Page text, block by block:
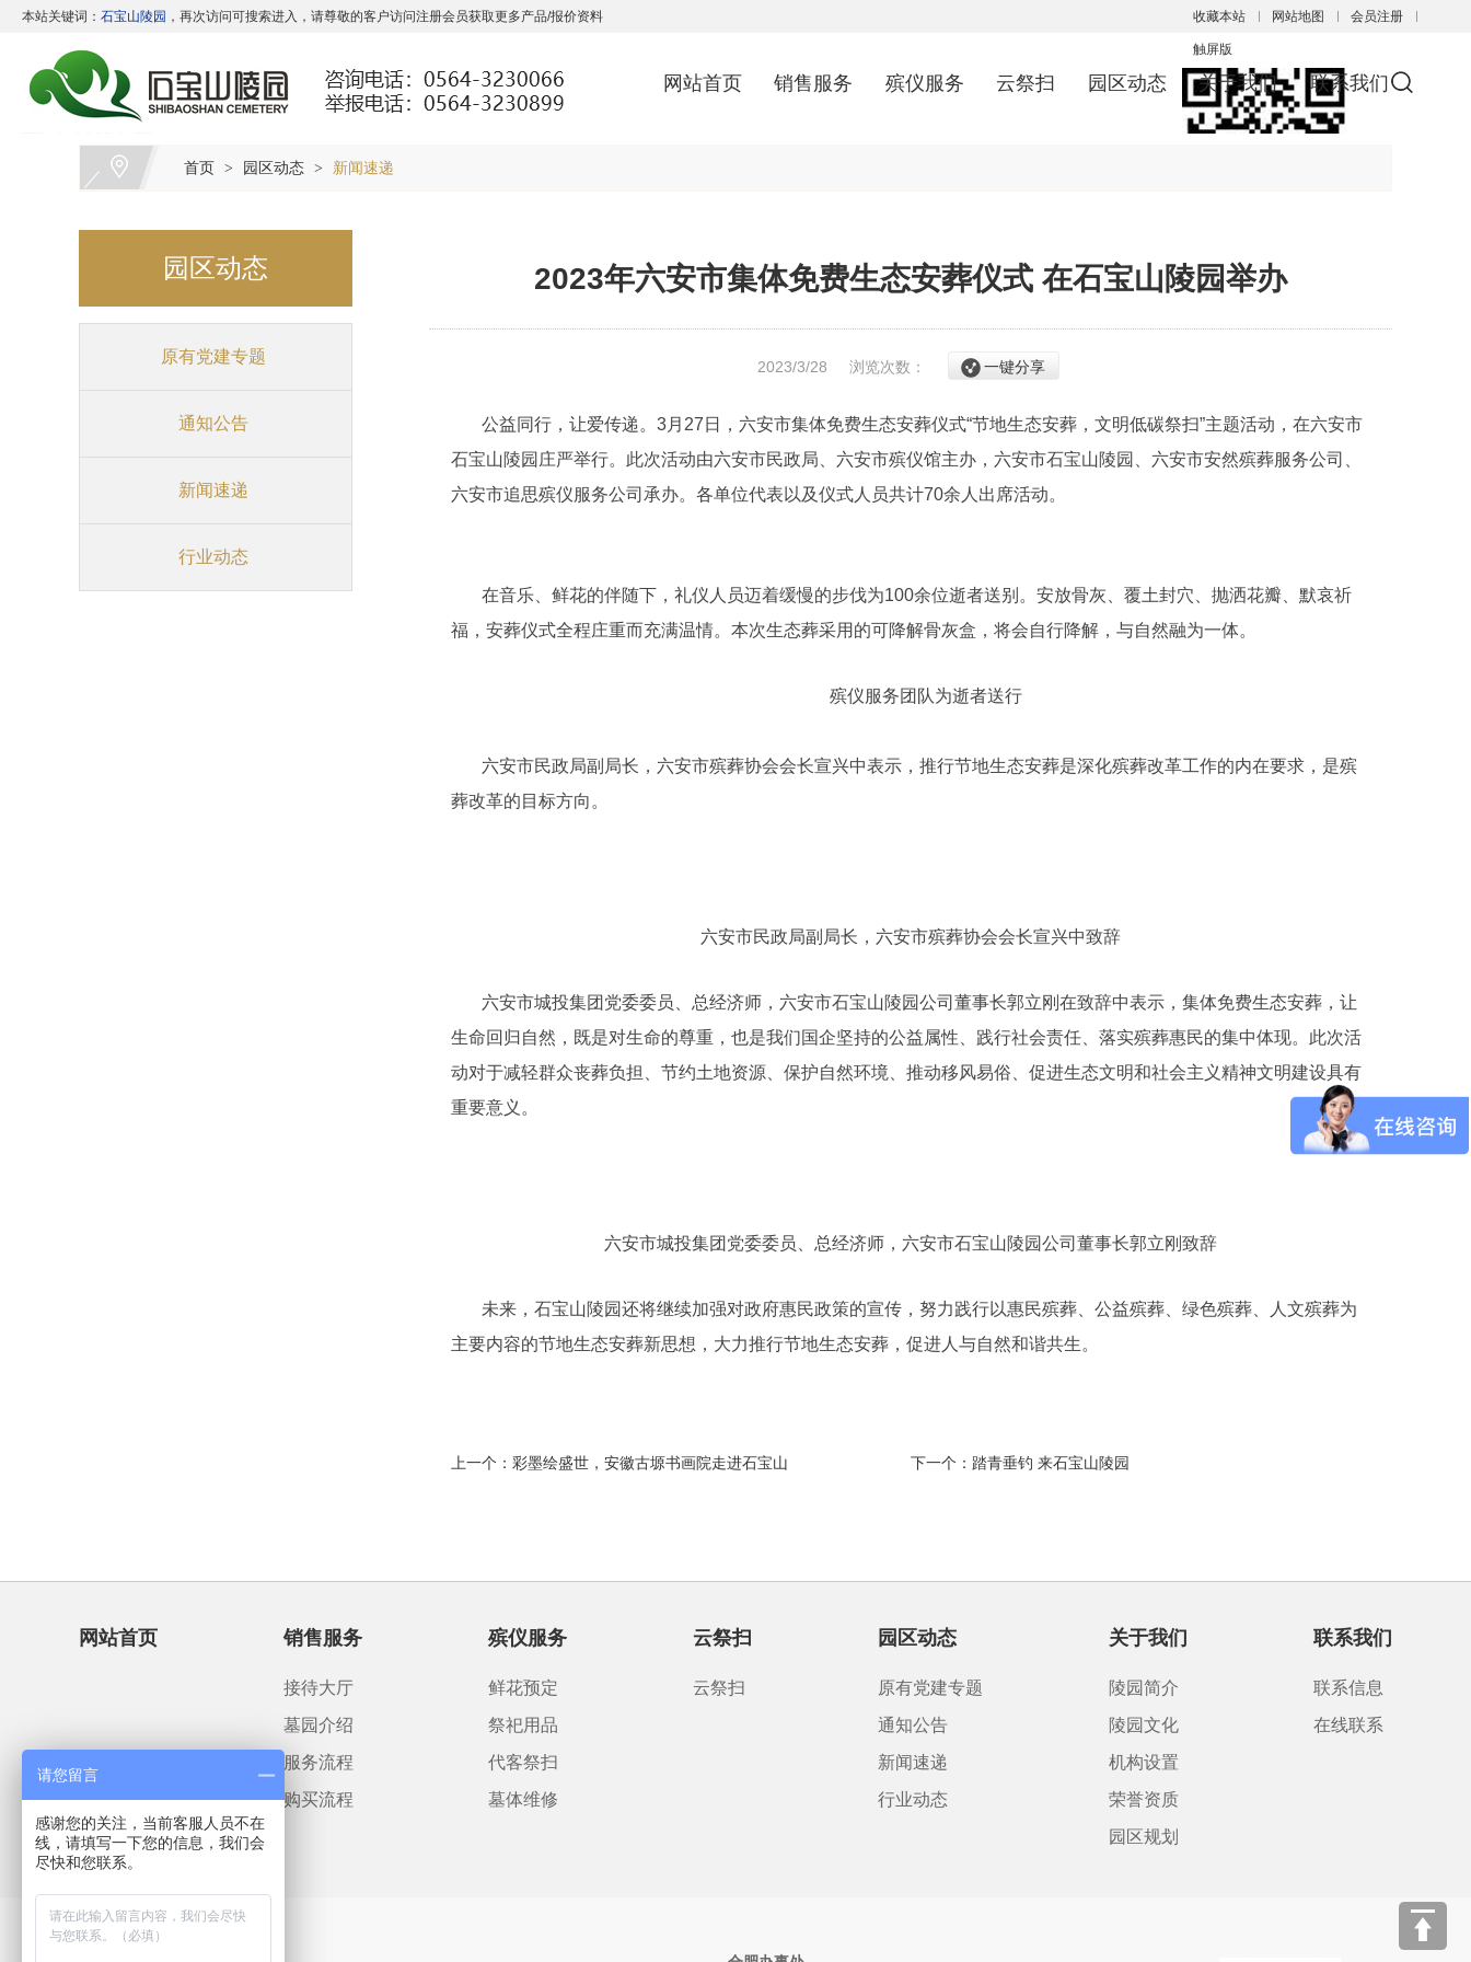
本站关键词： 石宝山陵园 ，再次访问可搜索进入，请尊敬的客户访问注册会员获取更多产品/报价资料 收藏本站 网站地图 会员注册
触屏版
网站首页 销售服务 殡仪服务 云祭扫 园区动态 关于我们 联系我们
首页 > 园区动态 > 新闻速递
园区动态
原有党建专题
通知公告
新闻速递
行业动态
2023年六安市集体免费生态安葬仪式 在石宝山陵园举办
2023/3/28 浏览次数： 一键分享
公益同行，让爱传递。3月27日，六安市集体免费生态安葬仪式“节地生态安葬，文明低碳祭扫”主题活动，在六安市
石宝山陵园庄严举行。此次活动由六安市民政局、六安市殡仪馆主办，六安市石宝山陵园、六安市安然殡葬服务公司、
六安市追思殡仪服务公司承办。各单位代表以及仪式人员共计70余人出席活动。
在音乐、鲜花的伴随下，礼仪人员迈着缓慢的步伐为100余位逝者送别。安放骨灰、覆土封穴、抛洒花瓣、默哀祈
福，安葬仪式全程庄重而充满温情。本次生态葬采用的可降解骨灰盒，将会自行降解，与自然融为一体。
殡仪服务团队为逝者送行
六安市民政局副局长，六安市殡葬协会会长宣兴中表示，推行节地生态安葬是深化殡葬改革工作的内在要求，是殡
葬改革的目标方向。
六安市民政局副局长，六安市殡葬协会会长宣兴中致辞
六安市城投集团党委委员、总经济师，六安市石宝山陵园公司董事长郭立刚在致辞中表示，集体免费生态安葬，让
生命回归自然，既是对生命的尊重，也是我们国企坚持的公益属性、践行社会责任、落实殡葬惠民的集中体现。此次活
动对于减轻群众丧葬负担、节约土地资源、保护自然环境、推动移风易俗、促进生态文明和社会主义精神文明建设具有
重要意义。
六安市城投集团党委委员、总经济师，六安市石宝山陵园公司董事长郭立刚致辞
未来，石宝山陵园还将继续加强对政府惠民政策的宣传，努力践行以惠民殡葬、公益殡葬、绿色殡葬、人文殡葬为
主要内容的节地生态安葬新思想，大力推行节地生态安葬，促进人与自然和谐共生。
上一个： 彩墨绘盛世，安徽古塬书画院走进石宝山 下一个： 踏青垂钓 来石宝山陵园
网站首页 销售服务
接待大厅
墓园介绍
服务流程
购买流程
殡仪服务
鲜花预定
祭祀用品
代客祭扫
墓体维修
云祭扫
云祭扫
园区动态
原有党建专题
通知公告
新闻速递
行业动态
关于我们
陵园简介
陵园文化
机构设置
荣誉资质
园区规划
联系我们
联系信息
在线联系
请您留言
感谢您的关注，当前客服人员不在
线，请填写一下您的信息，我们会
尽快和您联系。